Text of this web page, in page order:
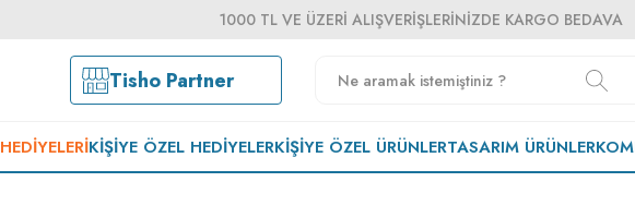
1000 TL VE ÜZERI ALIŞVERIŞLERINIZDE KARGO BEDAVA
Tisho Partner
KIŞIYE ÖZEL HEDIYELERKIŞIYE ÖZEL ÜRÜNLERTASARIM ÜRÜNLER